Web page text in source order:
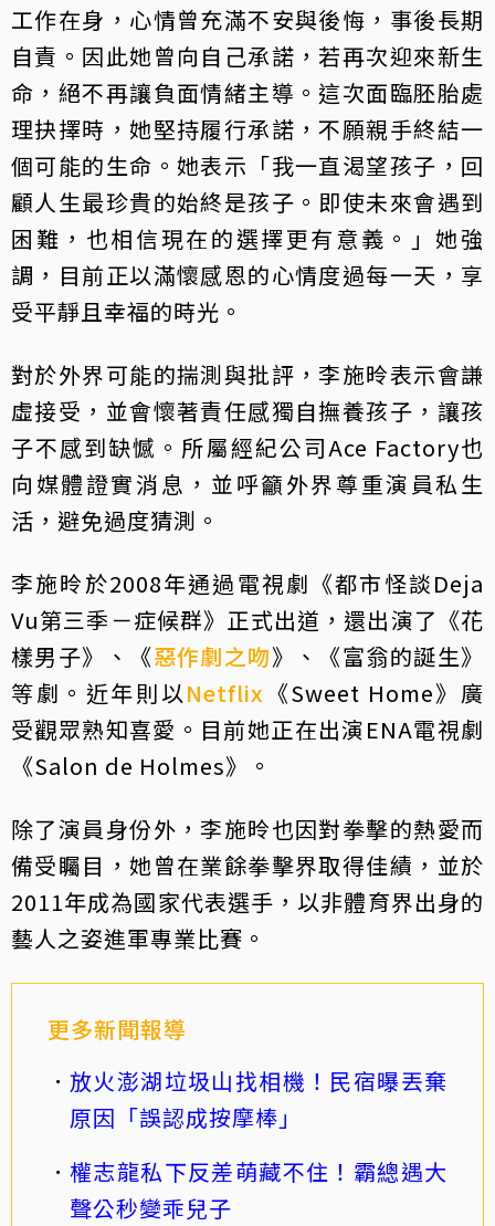
工作在身，心情曾充滿不安與後悔，事後長期
自責。因此她曾向自己承諾，若再次迎來新生
命，絕不再讓負面情緒主導。這次面臨胚胎處
理抉擇時，她堅持履行承諾，不願親手終結一
個可能的生命。她表示「我一直渴望孩子，回
顧人生最珍貴的始終是孩子。即使未來會遇到
困難，也相信現在的選擇更有意義。」她強
調，目前正以滿懷感恩的心情度過每一天，享
受平靜且幸福的時光。
對於外界可能的揣測與批評，李施昤表示會謙
虛接受，並會懷著責任感獨自撫養孩子，讓孩
子不感到缺憾。所屬經紀公司Ace Factory也
向媒體證實消息，並呼籲外界尊重演員私生
活，避免過度猜測。
李施昤於2008年通過電視劇《都市怪談Deja
Vu第三季－症候群》正式出道，還出演了《花
樣男子》、《惡作劇之吻》、《富翁的誕生》
等劇。近年則以Netflix 《Sweet Home》廣
受觀眾熟知喜愛。目前她正在出演ENA電視劇
《Salon de Holmes》。
除了演員身份外，李施昤也因對拳擊的熱愛而
備受矚目，她曾在業餘拳擊界取得佳績，並於
2011年成為國家代表選手，以非體育界出身的
藝人之姿進軍專業比賽。
更多新聞報導
放火澎湖垃圾山找相機！民宿曝丟棄
原因「誤認成按摩棒」
權志龍私下反差萌藏不住！霸總遇大
聲公秒變乖兒子